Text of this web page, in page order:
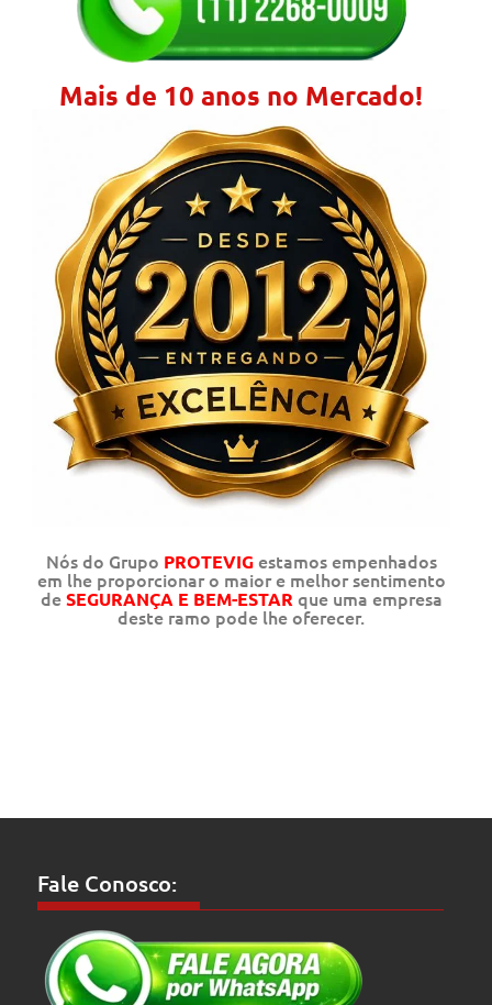
Mais de 10 anos no Mercado!
Nós do Grupo PROTEVIGestamos empenhados
em lhe proporcionar o maior e melhor sentimento
deSEGURANÇA E BEM-ESTAR que uma empresa
deste ramo pode lhe oferecer.
Fale Conosco: